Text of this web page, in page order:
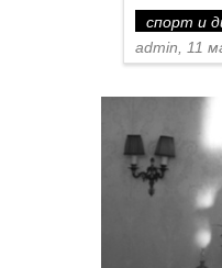
спорт и
admin, 11